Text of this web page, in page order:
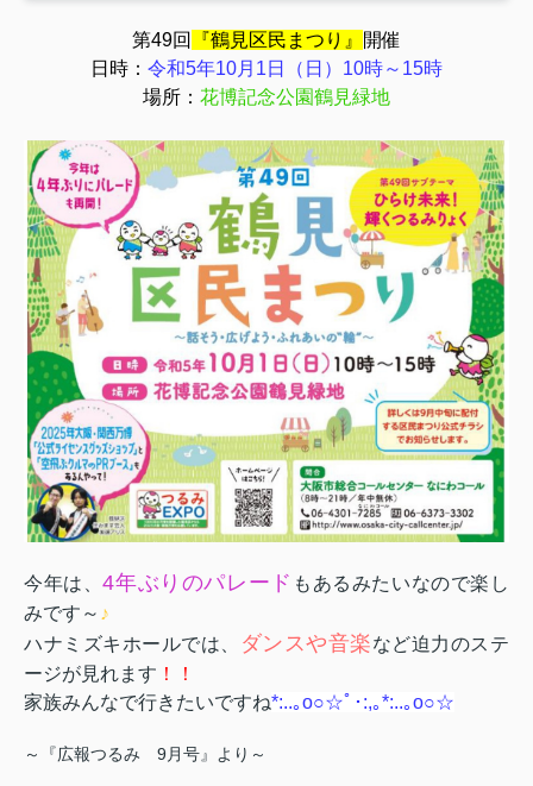
第49回 『鶴見区民まつり』
開催
日時： 令和5年10月1日（日）10時～15時
場所： 花博記念公園鶴見緑地
今年は、4年ぶりのパレード もあるみたいなので楽し
みです～ ♪
ハナミズキホールでは、
ダンスや音楽など迫力のステ
ージが見れます ！！
家族みんなで行きたいですね*:..｡o○☆ﾟ･:,｡*:..｡o○☆
～『広報つるみ 9月号』より～